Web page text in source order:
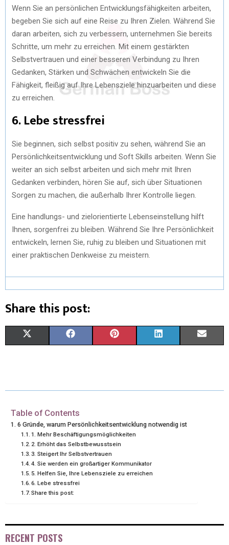
Wenn Sie an persönlichen Entwicklungsfähigkeiten arbeiten,
begeben Sie sich auf eine Reise zu Ihren Zielen. Während Sie
daran arbeiten, sich zu verbessern, unternehmen Sie bereits
Schritte, um mehr zu erreichen. Mit einem gestärkten
Selbstvertrauen und einer besseren Verbindung zu Ihren
Gedanken, Stärken und Schwächen entwickeln Sie die
Fähigkeit, fleißig auf Ihre Lebensziele hinzuarbeiten und diese
zu erreichen.
6. Lebe stressfrei
Sie beginnen, sich selbst positiv zu sehen, während Sie an
Persönlichkeitsentwicklung und Soft Skills arbeiten. Wenn Sie
weiter an sich selbst arbeiten und sich mehr mit Ihren
Gedanken verbinden, hören Sie auf, sich über Situationen
Sorgen zu machen, die außerhalb Ihrer Kontrolle liegen.
Eine handlungs- und zielorientierte Lebenseinstellung hilft
Ihnen, sorgenfrei zu bleiben. Während Sie Ihre Persönlichkeit
entwickeln, lernen Sie, ruhig zu bleiben und Situationen mit
einer praktischen Denkweise zu meistern.
Share this post:
W
T
T
E
R
E
O
O
K
T
R
S
K
D
I
Table of Contents
6 Gründe, warum Persönlichkeitsentwicklung notwendig ist
1. Mehr Beschäftigungsmöglichkeiten
2. Erhöht das Selbstbewusstsein
3. Steigert Ihr Selbstvertrauen
4. Sie werden ein großartiger Kommunikator
5. Helfen Sie, Ihre Lebensziele zu erreichen
6. Lebe stressfrei
Share this post:
RECENT POSTS